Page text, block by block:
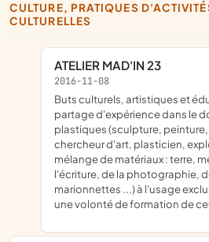
CULTURE, PRATIQUES D'ACTIVITÉS ARTISTIQUES,
CULTURELLES
ATELIER MAD'IN 23
2016-11-08
buts culturels, artistiques et éducatifs basés sur le
partage d'expérience dans le
plastiques (sculpture,
chercheur d'art, plasticien,
mélange de matériaux : terre,
l'écriture, de la photographie,
marionnettes ...) à l'usage
une volonté de formation de